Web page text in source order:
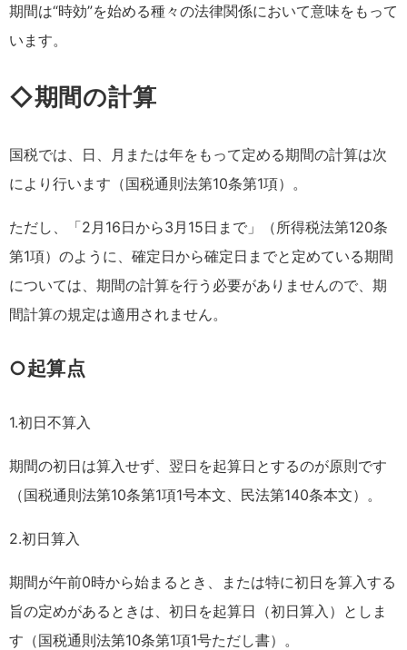
期間は“時効”を始める種々の法律関係において意味をもって
います。
◇期間の計算
国税では、日、月または年をもって定める期間の計算は次
により行います（国税通則法第10条第1項）。
ただし、「2月16日から3月15日まで」（所得税法第120条
第1項）のように、確定日から確定日までと定めている期間
については、期間の計算を行う必要がありませんので、期
間計算の規定は適用されません。
○起算点
1.初日不算入
期間の初日は算入せず、翌日を起算日とするのが原則です
（国税通則法第10条第1項1号本文、民法第140条本文）。
2.初日算入
期間が午前0時から始まるとき、または特に初日を算入する
旨の定めがあるときは、初日を起算日（初日算入）としま
す（国税通則法第10条第1項1号ただし書）。